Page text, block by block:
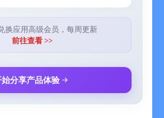
换应用高级会员，每周更新
前往查看 >>
始分享产品体验